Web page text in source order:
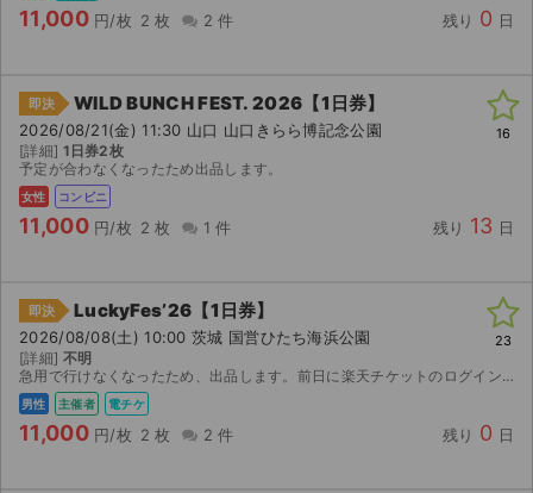
11,000 円/枚 2 枚 2 件 残り 0 日
即決 WILD BUNCH FEST. 2026【1日券】
2026/08/21(金) 11:30 山口 山口きらら博記念公園
[詳細] 1日券2枚
予定が合わなくなったため出品します。
女性 コンビニ
11,000 円/枚 2 枚 1 件 残り 13 日
16
即決 LuckyFes’26【1日券】
2026/08/08(土) 10:00 茨城 国営ひたち海浜公園
[詳細] 不明
急用で行けなくなったため、出品します。前日に楽天チケットのログイン情報を開示することを想定し寝ますが、それ以外にあれば対応します。手数料合わせて元値16000円程度なのでお得かと思います。
男性 主催者 電チケ
11,000 円/枚 2 枚 2 件 残り 0 日
23